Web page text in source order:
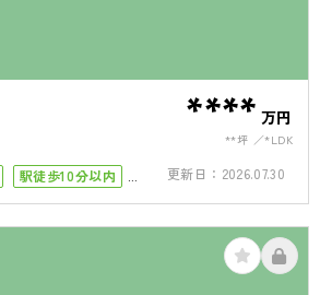
**** 万円
**坪 *LDK
駅徒歩10分以内
更新日： 2026.07.30